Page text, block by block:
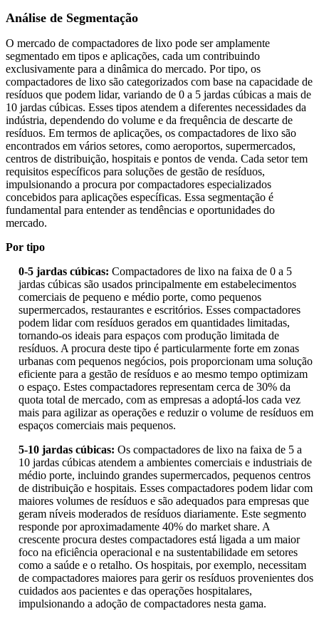
Análise de Segmentação
O mercado de compactadores de lixo pode ser amplamente
segmentado em tipos e aplicações, cada um contribuindo
exclusivamente para a dinâmica do mercado. Por tipo, os
compactadores de lixo são categorizados com base na capacidade de
resíduos que podem lidar, variando de 0 a 5 jardas cúbicas a mais de
10 jardas cúbicas. Esses tipos atendem a diferentes necessidades da
indústria, dependendo do volume e da frequência de descarte de
resíduos. Em termos de aplicações, os compactadores de lixo são
encontrados em vários setores, como aeroportos, supermercados,
centros de distribuição, hospitais e pontos de venda. Cada setor tem
requisitos específicos para soluções de gestão de resíduos,
impulsionando a procura por compactadores especializados
concebidos para aplicações específicas. Essa segmentação é
fundamental para entender as tendências e oportunidades do
mercado.
Por tipo
0-5 jardas cúbicas: Compactadores de lixo na faixa de 0 a 5
jardas cúbicas são usados ​​principalmente em estabelecimentos
comerciais de pequeno e médio porte, como pequenos
supermercados, restaurantes e escritórios. Esses compactadores
podem lidar com resíduos gerados em quantidades limitadas,
tornando-os ideais para espaços com produção limitada de
resíduos. A procura deste tipo é particularmente forte em zonas
urbanas com pequenos negócios, pois proporcionam uma solução
eficiente para a gestão de resíduos e ao mesmo tempo optimizam
o espaço. Estes compactadores representam cerca de 30% da
quota total de mercado, com as empresas a adoptá-los cada vez
mais para agilizar as operações e reduzir o volume de resíduos em
espaços comerciais mais pequenos.
5-10 jardas cúbicas: Os compactadores de lixo na faixa de 5 a
10 jardas cúbicas atendem a ambientes comerciais e industriais de
médio porte, incluindo grandes supermercados, pequenos centros
de distribuição e hospitais. Esses compactadores podem lidar com
maiores volumes de resíduos e são adequados para empresas que
geram níveis moderados de resíduos diariamente. Este segmento
responde por aproximadamente 40% do market share. A
crescente procura destes compactadores está ligada a um maior
foco na eficiência operacional e na sustentabilidade em setores
como a saúde e o retalho. Os hospitais, por exemplo, necessitam
de compactadores maiores para gerir os resíduos provenientes dos
cuidados aos pacientes e das operações hospitalares,
impulsionando a adoção de compactadores nesta gama.